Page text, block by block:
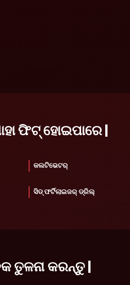
ଫିଟ୍ ହୋଇପାରେ |
କଲଟିଭେଟର୍
ସିଡ୍ ଫର୍ଟିଲାଇଜର୍ ଡ୍ରିଲ୍
ତୁଳନା କରନ୍ତୁ |